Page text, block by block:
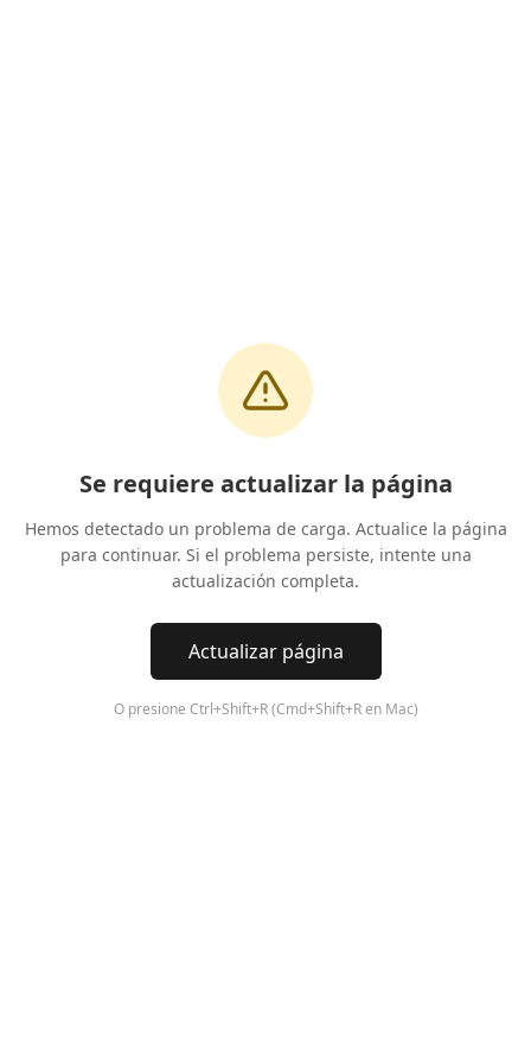
Se requiere actualizar la página
Hemos detectado un problema de carga. Actualice la página
para continuar. Si el problema persiste, intente una
actualización completa.
Actualizar página
O presione Ctrl+Shift+R (Cmd+Shift+R en Mac)